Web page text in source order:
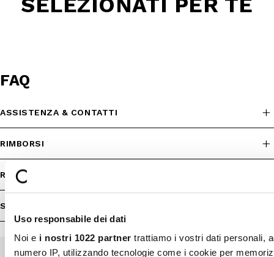
Uso responsabile dei dati
Noi e i nostri 1022 partner trattiamo i vostri dati personali,
numero IP, utilizzando tecnologie come i cookie per
FAQ
ASSISTENZA & CONTATTI
RIMBORSI
RESI
SHOP INFO